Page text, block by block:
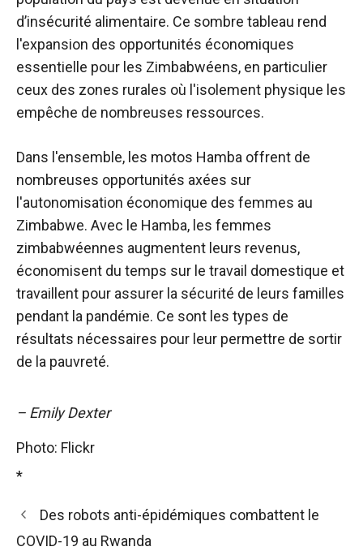
d’insécurité alimentaire. Ce sombre tableau rend
l'expansion des opportunités économiques
essentielle pour les Zimbabwéens, en particulier
ceux des zones rurales où l'isolement physique les
empêche de nombreuses ressources.
Dans l'ensemble, les motos Hamba offrent de
nombreuses opportunités axées sur
l'autonomisation économique des femmes au
Zimbabwe. Avec le Hamba, les femmes
zimbabwéennes augmentent leurs revenus,
économisent du temps sur le travail domestique et
travaillent pour assurer la sécurité de leurs familles
pendant la pandémie. Ce sont les types de
résultats nécessaires pour leur permettre de sortir
de la pauvreté.
– Emily Dexter
Photo: Flickr
*
Des robots anti-épidémiques combattent le
COVID-19 au Rwanda